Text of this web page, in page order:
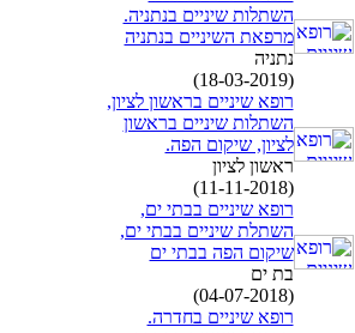
השתלות שיניים בנתניה.
מרפאת השיניים בנתניה
נתניה
(18-03-2019)
רופא שיניים בראשון לציון,
השתלות שיניים בראשון
לציון, שיקום הפה.
ראשון לציון
(11-11-2018)
רופא שיניים בבתי ים,
השתלת שיניים בבתי ים,
שיקום הפה בבתי ים
בת ים
(04-07-2018)
רופא שיניים בחדרה.